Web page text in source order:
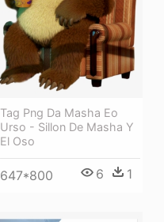
Tag Png Da Masha Eo
Urso - Sillon De Masha Y
El Oso
647*800 6 1